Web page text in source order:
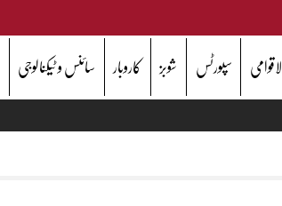
سپورٹس شوبز کاروبار سائنس و ٹیکنالوجی